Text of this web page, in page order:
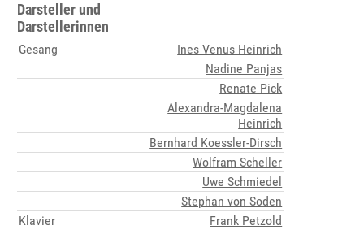
Darsteller und
Darstellerinnen
Gesang
Ines Venus Heinrich
Nadine Panjas
Renate Pick
Alexandra-Magdalena
Heinrich
Bernhard Koessler-Dirsch
Wolfram Scheller
Uwe Schmiedel
Stephan von Soden
Klavier
Frank Petzold